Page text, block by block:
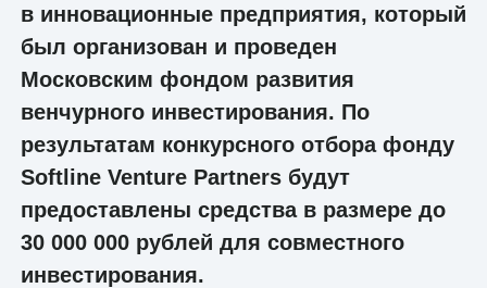
в инновационные предприятия, который
был организован и проведен
Московским фондом развития
венчурного инвестирования. По
результатам конкурсного отбора фонду
Softline Venture Partners будут
предоставлены средства в размере до
30 000 000 рублей для совместного
инвестирования.